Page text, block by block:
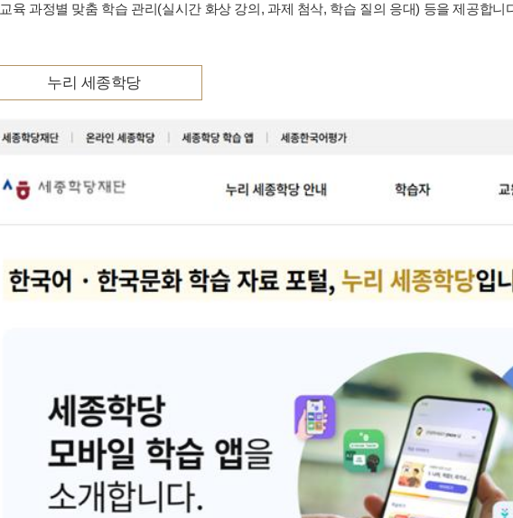
교육 과정별 맞춤 학습 관리(실시간 화상 강의, 과제 첨삭, 학습 질의 응대) 등을 제공합니
누리 세종학당